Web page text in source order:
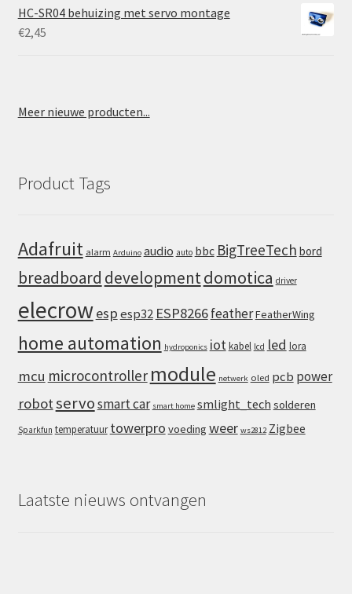
HC-SR04 behuizing met servo montage
€2,45
Meer nieuwe producten...
Product Tags
Adafruit alarm Arduino audio auto bbc BigTreeTech bord
breadboard developmentdomotica driver
elecrowespesp32 ESP8266featherFeatherWing
home automation hydroponics iot kabel lcd led lora
mcu microcontroller module netwerk oled pcb power
robotservosmart car smart home smlight_tech solderen
Sparkfun temperatuur towerpro voeding weer ws2812 Zigbee
Laatste nieuws ontvangen